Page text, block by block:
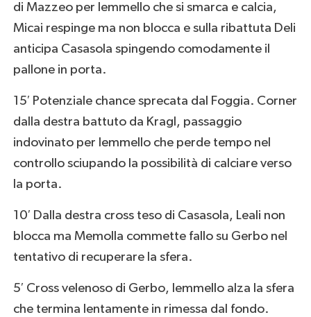
di Mazzeo per Iemmello che si smarca e calcia,
Micai respinge ma non blocca e sulla ribattuta Deli
anticipa Casasola spingendo comodamente il
pallone in porta.
15′ Potenziale chance sprecata dal Foggia. Corner
dalla destra battuto da Kragl, passaggio
indovinato per Iemmello che perde tempo nel
controllo sciupando la possibilità di calciare verso
la porta.
10′ Dalla destra cross teso di Casasola, Leali non
blocca ma Memolla commette fallo su Gerbo nel
tentativo di recuperare la sfera.
5′ Cross velenoso di Gerbo, Iemmello alza la sfera
che termina lentamente in rimessa dal fondo.